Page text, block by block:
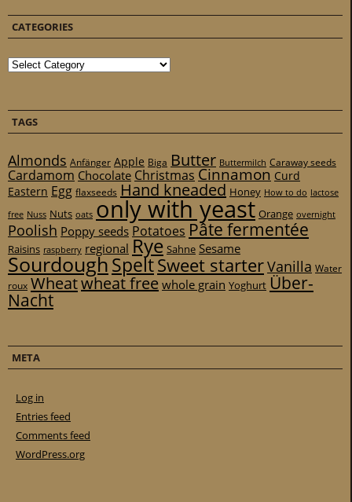
CATEGORIES
Categories
TAGS
Almonds Anfänger Apple Biga Butter Buttermilch Caraway seeds
Cardamom Chocolate Christmas Cinnamon Curd
Eastern Egg flaxseeds Hand kneaded Honey How to do lactose
free Nuss Nuts oats only with yeast Orange overnight
Poolish Poppy seeds Potatoes Pâte fermentée
Raisins raspberry regional Rye Sahne Sesame
SourdoughSpeltSweet starterVanilla Water
roux Wheatwheat freewhole grain Yoghurt Über-
Nacht
META
Log in
Entries feed
Comments feed
WordPress.org